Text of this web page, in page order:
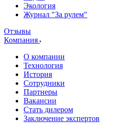
Экология
Журнал "За рулем"
Отзывы
Компания
О компании
Технология
История
Сотрудники
Партнеры
Вакансии
Стать дилером
Заключение экспертов